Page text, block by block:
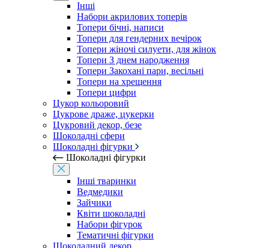
Інші
Набори акрилових топерів
Топери бічні, написи
Топери для гендерних вечірок
Топери жіночі силуети, для жінок
Топери З днем ​​народження
Топери Закохані пари, весільні
Топери на хрещення
Топери цифри
Цукор кольоровий
Цукрове драже, цукерки
Цукровий декор, безе
Шоколадні сфери
Шоколадні фігурки
Шоколадні фігурки
Інші тваринки
Ведмедики
Зайчики
Квіти шоколадні
Набори фігурок
Тематичні фігурки
Шоколадний декор